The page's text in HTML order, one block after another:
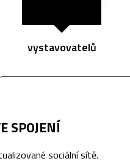
vystavovatelů
SPOJENÍ
sociální sítě.